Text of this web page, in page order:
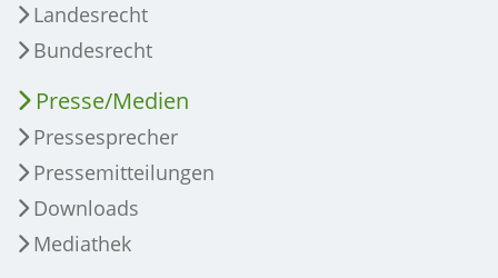
Landesrecht
Bundesrecht
Presse/Medien
Pressesprecher
Pressemitteilungen
Downloads
Mediathek